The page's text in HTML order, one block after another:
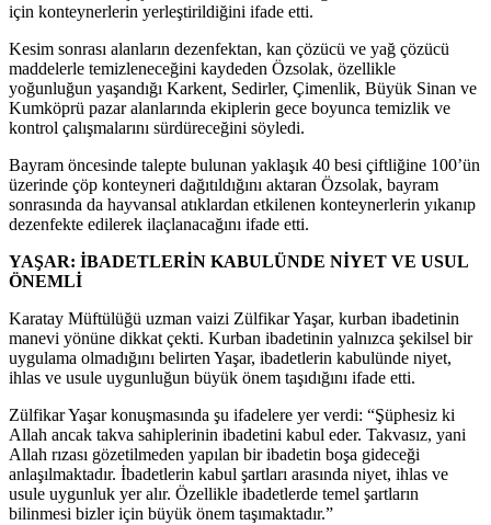
için konteynerlerin yerleştirildiğini ifade etti.
Kesim sonrası alanların dezenfektan, kan çözücü ve yağ çözücü
maddelerle temizleneceğini kaydeden Özsolak, özellikle
yoğunluğun yaşandığı Karkent, Sedirler, Çimenlik, Büyük Sinan ve
Kumköprü pazar alanlarında ekiplerin gece boyunca temizlik ve
kontrol çalışmalarını sürdüreceğini söyledi.
Bayram öncesinde talepte bulunan yaklaşık 40 besi çiftliğine 100’ün
üzerinde çöp konteyneri dağıtıldığını aktaran Özsolak, bayram
sonrasında da hayvansal atıklardan etkilenen konteynerlerin yıkanıp
dezenfekte edilerek ilaçlanacağını ifade etti.
YAŞAR: İBADETLERİN KABULÜNDE NİYET VE USUL
ÖNEMLİ
Karatay Müftülüğü uzman vaizi Zülfikar Yaşar, kurban ibadetinin
manevi yönüne dikkat çekti. Kurban ibadetinin yalnızca şekilsel bir
uygulama olmadığını belirten Yaşar, ibadetlerin kabulünde niyet,
ihlas ve usule uygunluğun büyük önem taşıdığını ifade etti.
Zülfikar Yaşar konuşmasında şu ifadelere yer verdi: “Şüphesiz ki
Allah ancak takva sahiplerinin ibadetini kabul eder. Takvasız, yani
Allah rızası gözetilmeden yapılan bir ibadetin boşa gideceği
anlaşılmaktadır. İbadetlerin kabul şartları arasında niyet, ihlas ve
usule uygunluk yer alır. Özellikle ibadetlerde temel şartların
bilinmesi bizler için büyük önem taşımaktadır.”